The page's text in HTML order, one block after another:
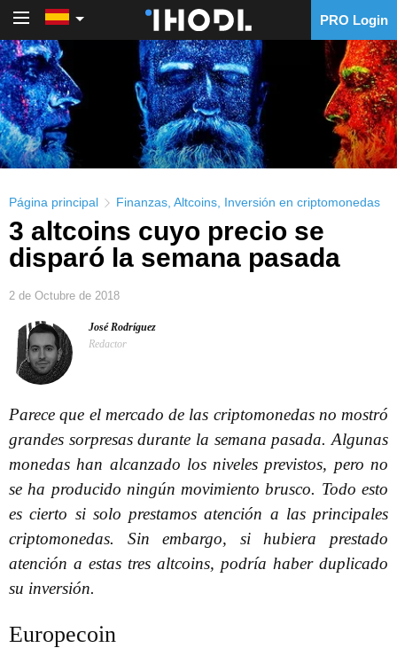
PRO Login
Página principal Finanzas Altcoins Inversión en criptomonedas
3 altcoins cuyo precio se
disparó la semana pasada
2 de Octubre de 2018
José Rodríguez
Redactor
Parece que el mercado de las criptomonedas no mostró
grandes sorpresas durante la semana pasada. Algunas
monedas han alcanzado los niveles previstos, pero no
se ha producido ningún movimiento brusco. Todo esto
es cierto si solo prestamos atención a las principales
criptomonedas. Sin embargo, si hubiera prestado
atención a estas tres altcoins, podría haber duplicado
su inversión.
Europecoin